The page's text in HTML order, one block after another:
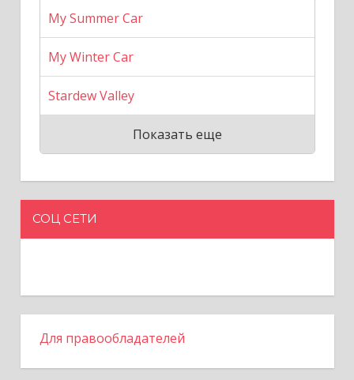
My Summer Car
My Winter Car
Stardew Valley
Показать еще
СОЦ СЕТИ
Для правообладателей